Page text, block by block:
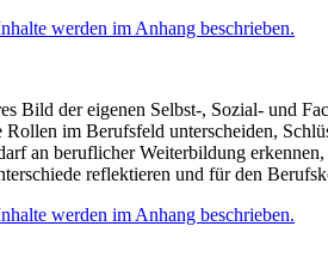
werden im Anhang beschrieben.
Bild der eigenen Selbst-, Sozial- und
Rollen im Berufsfeld unterscheiden,
an beruflicher Weiterbildung
reflektieren und für den
werden im Anhang beschrieben.